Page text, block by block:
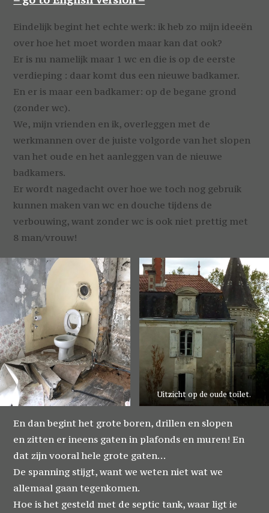
Eindelijk begint het echte werk: ik heb zo mijn ideeën
over hoe het moet worden maar kan dat ook?
Er is nu namelijk maar 1 wc en die is op de eerste
verdieping : daar komt dus een nieuwe badkamer.
En er is maar een badkamer: op de begane grond
(zonder wc).
We, mijn vrienden en ik, overleggen met de
werkmannen over de juiste volgorde van het slopen
van het oude en het aanleggen van de nieuwe
badkamers.
Er wordt nagedacht over hoe we toch nog gebruik
kunnen maken van wc en douche tijdens de
verbouwing, want zonder wc is ook niet prettig met
8 man/vrouw!
Uitzicht op de oude toilet.
En dan begint het grote boren, drillen en slopen
en zitten er ineens gaten in plafonds en muren! En
dat zijn vooral hele grote gaten…
De spanning stijgt, want we weten niet wat we
allemaal gaan tegenkomen.
Hoe is het gesteld met de septic tank, waar ligt ie